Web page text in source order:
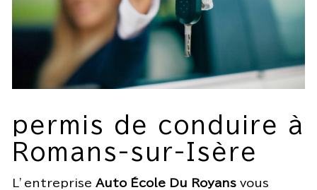
permis de conduire à
Romans-sur-Isère
L’entreprise Auto École Du Royans vous